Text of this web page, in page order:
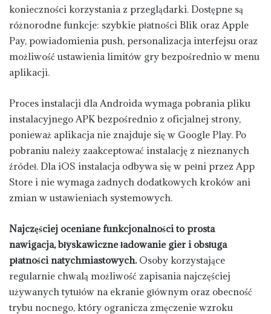
konieczności korzystania z przeglądarki. Dostępne są
różnorodne funkcje: szybkie płatności Blik oraz Apple
Pay, powiadomienia push, personalizacja interfejsu oraz
możliwość ustawienia limitów gry bezpośrednio w menu
aplikacji.
Proces instalacji dla Androida wymaga pobrania pliku
instalacyjnego APK bezpośrednio z oficjalnej strony,
ponieważ aplikacja nie znajduje się w Google Play. Po
pobraniu należy zaakceptować instalację z nieznanych
źródeł. Dla iOS instalacja odbywa się w pełni przez App
Store i nie wymaga żadnych dodatkowych kroków ani
zmian w ustawieniach systemowych.
Najczęściej oceniane funkcjonalności to prosta
nawigacja, błyskawiczne ładowanie gier i obsługa
płatności natychmiastowych. Osoby korzystające
regularnie chwalą możliwość zapisania najczęściej
używanych tytułów na ekranie głównym oraz obecność
trybu nocnego, który ogranicza zmęczenie wzroku